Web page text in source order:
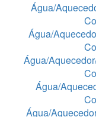
Água/
Água/
Água/
Água/
Água/